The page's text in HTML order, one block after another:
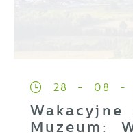
28 - 08 -
Muzeum: